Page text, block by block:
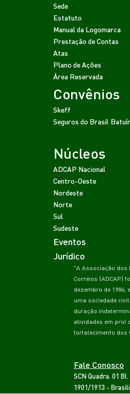
Sede
Estatuto
Manual da Logomarca
Prestação de Contas
Atas
Plano de Ações
Área Reservada
Convênios
Skeff
Seguros do Brasil
Núcleos
ADCAP Nacional
Centro-Oeste
Nordeste
Norte
Sul
Sudeste
Eventos
Jurídico
"A Associação
Correios (ADCAP)
dezembro de 1986,
uma sociedade
duração
atividades em prol
fortalecimento dos
Fale Conosco
SCN Quadra. 01
1901/1913 -